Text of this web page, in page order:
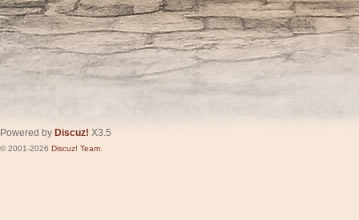
Powered by Discuz! X3.5
© 2001-2026 Discuz! Team